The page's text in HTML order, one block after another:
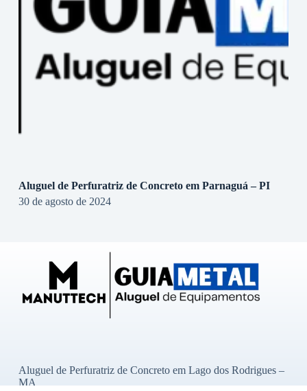
Aluguel de Perfuratriz de Concreto em Parnaguá – PI
30 de agosto de 2024
Aluguel de Perfuratriz de Concreto em Lago dos Rodrigues –
MA